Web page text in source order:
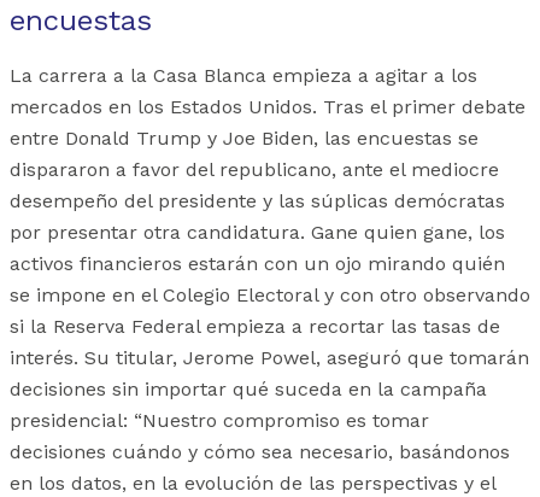
encuestas
La carrera a la Casa Blanca empieza a agitar a los
mercados en los Estados Unidos. Tras el primer debate
entre Donald Trump y Joe Biden, las encuestas se
dispararon a favor del republicano, ante el mediocre
desempeño del presidente y las súplicas demócratas
por presentar otra candidatura. Gane quien gane, los
activos financieros estarán con un ojo mirando quién
se impone en el Colegio Electoral y con otro observando
si la Reserva Federal empieza a recortar las tasas de
interés. Su titular, Jerome Powel, aseguró que tomarán
decisiones sin importar qué suceda en la campaña
presidencial: “Nuestro compromiso es tomar
decisiones cuándo y cómo sea necesario, basándonos
en los datos, en la evolución de las perspectivas y el